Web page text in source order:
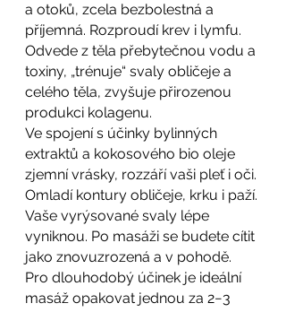
a otoků, zcela bezbolestná a
příjemná. Rozproudí krev i lymfu.
Odvede z těla přebytečnou vodu a
toxiny, „trénuje“ svaly obličeje a
celého těla, zvyšuje přirozenou
produkci kolagenu.
Ve spojení s účinky bylinných
extraktů a kokosového bio oleje
zjemní vrásky, rozzáří vaši pleť i oči.
Omladí kontury obličeje, krku i paží.
Vaše vyrýsované svaly lépe
vyniknou. Po masáži se budete cítit
jako znovuzrozená a v pohodě.
Pro dlouhodobý účinek je ideální
masáž opakovat jednou za 2−3